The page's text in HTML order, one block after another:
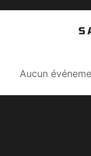
Aucun